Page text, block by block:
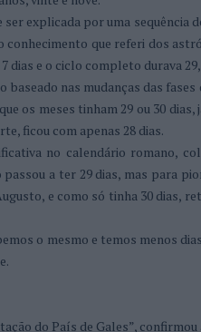
explicada por uma
conhecimento que referi dos
dias e o ciclo completo durava
nas mudanças das fases
os meses tinham 29 ou 30
ficou com apenas 28 dias.
no calendário romano,
a ter 29 dias, mas para
e como só tinha 30 dias,
o mesmo e temos menos
do País de Gales”,